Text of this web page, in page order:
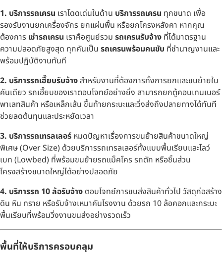
1. บริการรถเครน เราโดดเด่นในด้าน บริการรถเครน ทุกขนาด เพื่อ
รองรับงานยกเครื่องจักร ยกแผ่นพื้น หรือยกโครงหลังคา หากคุณ
ต้องการ เช่ารถเครน เราคือศูนย์รวม รถเครนรับจ้าง ที่ได้มาตรฐาน
ความปลอดภัยสูงสุด ทุกคันเป็น รถเครนพร้อมคนขับ ที่ชำนาญงานและ
พร้อมปฏิบัติงานทันที
2. บริการรถเฮี๊ยบรับจ้างสำหรับงานที่ต้องการทั้งการยกและขนย้ายใน
คันเดียว รถเฮี๊ยบของเราตอบโจทย์อย่างยิ่ง สามารถยกตู้คอนเทนเนอร์
พาเลทสินค้า หรือเหล็กเส้น ขึ้นท้ายกระบะและวิ่งส่งถึงปลายทางได้ทันที
ช่วยลดต้นทุนและประหยัดเวลา
3. บริการรถเทรลเลอร์ หมดปัญหาเรื่องการขนย้ายสินค้าขนาดใหญ่
พิเศษ (Over Size) ด้วยบริการรถเทรลเลอร์ทั้งแบบพื้นเรียบและโลว์
เบท (Lowbed) ที่พร้อมขนย้ายรถแม็คโคร รถตัก หรือชิ้นส่วน
โครงสร้างขนาดใหญ่ได้อย่างปลอดภัย
4. บริการรถ 10 ล้อรับจ้าง ตอบโจทย์การขนส่งสินค้าทั่วไป วัสดุก่อสร้าง
ดิน หิน ทราย หรือรับจ้างเหมาคันโรงงาน ด้วยรถ 10 ล้อคอกและกระบะ
พื้นเรียบที่พร้อมวิ่งงานขนส่งอย่างรวดเร็ว
พื้นที่ให้บริการครอบคลุม